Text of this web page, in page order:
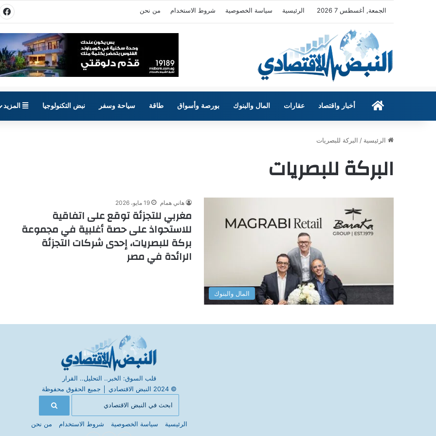
الجمعة, أغسطس 7 2026 الرئيسية سياسة الخصوصية شروط الاستخدام من نحن
الرئيسيةأخبار واقتصاد عقارات المال والبنوك بورصة وأسواق طاقة سياحة وسفر نبض التكنولوجيا المزيد
الرئيسية / البركة للبصريات
البركة للبصريات
المال والبنوك
هاني همام 19 مايو، 2026
مغربي للتجزئة توقع على اتفاقية
للاستحواذ على حصة أغلبية في مجموعة
بركة للبصريات، إحدى شركات التجزئة
الرائدة في مصر
قلب السوق: الخبر.. التحليل.. القرار
© 2024 النبض الاقتصادي
جميع الحقوق محفوظة
الرئيسية سياسة الخصوصية شروط الاستخدام من نحن